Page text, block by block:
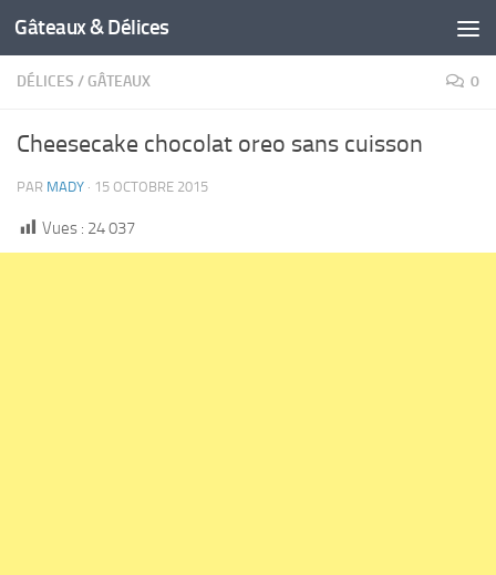
Gâteaux & Délices
DÉLICES / GÂTEAUX 0
Cheesecake chocolat oreo sans cuisson
PAR MADY · 15 OCTOBRE 2015
Vues : 24 037